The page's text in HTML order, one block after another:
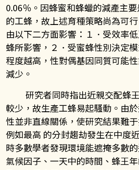
0.06％。因蜂蜜和蜂蠟的減產主
的工蜂，故上述育種策略尚為可
由以下二方面影響：１．受效率
蜂所影響，２．受蜜蜂性別決定
程度越高，性對偶基因同質可能
減少。
研究者同時指出近親交配蜂王
較少，故生產工蜂易起騷動。由
性並非直線關係，使研究結果難
例如最高 的分封趨劫發生在中度
時多數學者發現環境能遮掩多數
氣候因子、一天中的時間、蜂王